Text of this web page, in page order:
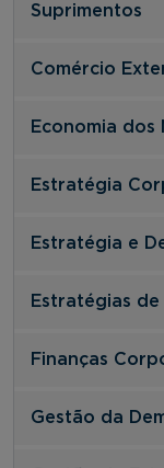
Suprimentos
Comércio
Economia dos
Estratégia
Estratégia e
Estratégias
Finanças
Gestão da